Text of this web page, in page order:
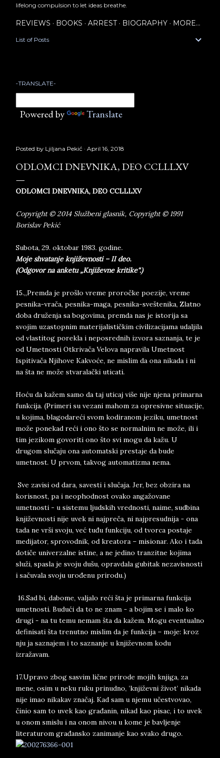
lifelong compulsion to let ideas breathe.
REVIEWS BOOKS ARREST BIOGRAPHY MORE…
List of Posts
-TRANSLATE-
Powered by Translate
Posted by Ljiljana Pekić April 16, 2018
ODLOMCI DNEVNIKA, DEO CCLLLXV
ODLOMCI DNEVNIKA, DEO CCLLLXV
Copyright © 2014 Službeni glasnik, Copyright © 1991
Borislav Pekić
Subota, 29. oktobar 1983. godine.
Moje shvatanje književnosti – II deo.
(Odgovor na anketu „Književne kritike“.)
15.„Premda je prošlo vreme proročke poezije, vreme
pesnika-vrača, pesnika-maga, pesnika-sveštenika, Zlatno
doba druženja sa bogovima, premda nas je istorija sa
svojim uzastopnim materijalističkim civilizacijama udaljila
od vlastitog porekla i neposrednih izvora saznanja, te je
od Umetnosti Otkrivača Velova napravila Umetnost
Ispitivača Njihove Kakvoće, ne mislim da ona nikada i ni
na šta ne može stvaralački uticati.
Hoću da kažem samo da taj uticaj više nije njena primarna
funkcija. (Primeri su vezani mahom za opresivne situacije,
u kojima, blagodareći svom kodiranom jeziku, umetnost
može ponekad reći i ono što se normalnim ne može, ili i
tim jezikom govoriti ono što svi mogu da kažu. U
drugom slučaju ona automatski prestaje da bude
umetnost. U prvom, takvog automatizma nema.
Sve zavisi od dara, savesti i slučaja. Jer, bez obzira na
korisnost, pa i neophodnost ovako angažovane
umetnosti - u sistemu ljudskih vrednosti, naime, sudbina
književnosti nije uvek ni najpreča, ni najpresudnija - ona
tada ne vrši svoju, već tuđu funkciju, od tvorca postaje
medijator, sprovodnik, od kreatora – misionar. Ako i tada
dotiče univerzalne istine, a ne jedino tranzitne kojima
služi, spasla je svoju dušu, opravdala gubitak nezavisnosti
i sačuvala svoju urođenu prirodu.)
16.Sad bi, dabome, valjalo reći šta je primarna funkcija
umetnosti. Budući da to ne znam - a bojim se i malo ko
drugi - na tu temu nemam šta da kažem. Mogu eventualno
definisati šta trenutno mislim da je funkcija – moje: kroz
nju ja saznajem i to saznanje u književnom kodu
izražavam.
17.Upravo zbog sasvim lične prirode mojih knjiga, za
mene, osim u neku ruku prinudno, ’književni život’ nikada
nije imao nikakav značaj. Kad sam u njemu učestvovao,
činio sam to uvek kao građanin, nikad kao pisac, i to uvek
u onom smislu i na onom nivou u kome je bavljenje
literaturom građansko zanimanje kao svako drugo.